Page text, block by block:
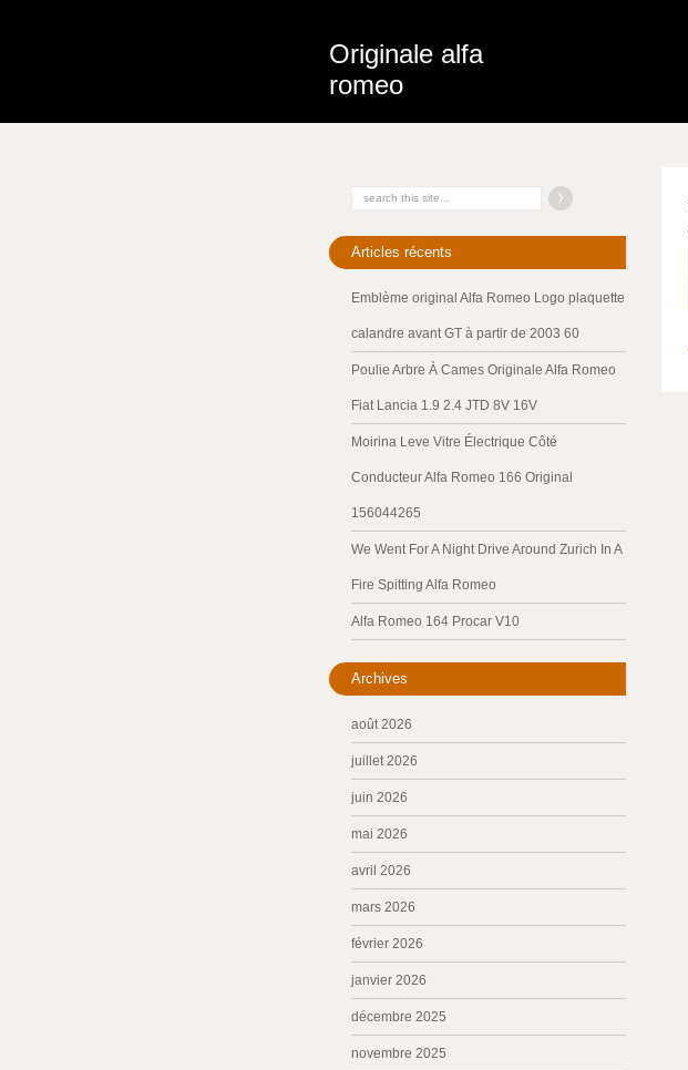
Originale alfa
romeo
Articles récents
Emblème original Alfa Romeo Logo plaquette
calandre avant GT à partir de 2003 60
Poulie Arbre À Cames Originale Alfa Romeo
Fiat Lancia 1.9 2.4 JTD 8V 16V
Moirina Leve Vitre Électrique Côté
Conducteur Alfa Romeo 166 Original
156044265
We Went For A Night Drive Around Zurich In A
Fire Spitting Alfa Romeo
Alfa Romeo 164 Procar V10
Archives
août 2026
juillet 2026
juin 2026
mai 2026
avril 2026
mars 2026
février 2026
janvier 2026
décembre 2025
novembre 2025